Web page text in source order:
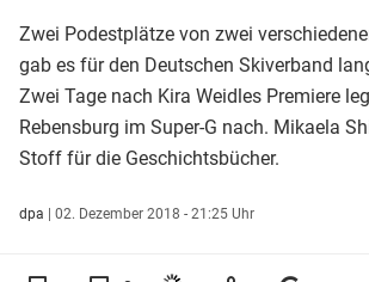
Zwei Podestplätze von zwei
gab es für den Deutschen Skiverband
Zwei Tage nach Kira Weidles Premiere
Rebensburg im Super-G nach. Mikaela
Stoff für die Geschichtsbücher.
dpa | 02. Dezember 2018 - 21:25 Uhr